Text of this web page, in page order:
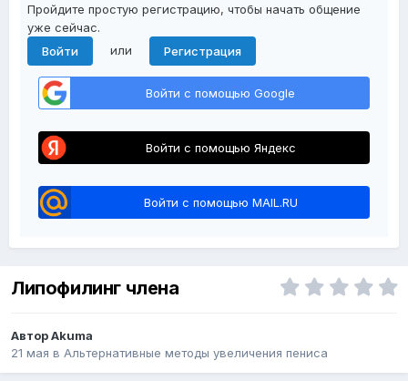
Пройдите простую регистрацию, чтобы начать общение
уже сейчас.
Войти
или Регистрация
Войти с помощью Google
Войти с помощью Яндекс
Войти с помощью MAIL.RU
Липофилинг члена
Автор Akuma
21 мая в Альтернативные методы увеличения пениса